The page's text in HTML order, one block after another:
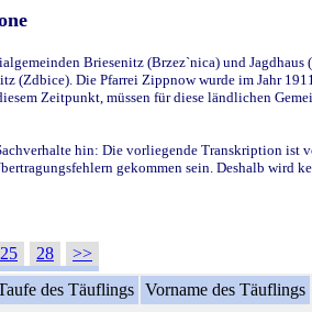
Briesenitz (Brzez`nica) und
(Zdbice). Die Pfarrei Zippnow wurde im Jahr
Zeitpunkt, müssen für diese ländlichen
hin: Die vorliegende Transkription
gekommen sein. Deshalb wird
25 28
>>
des Täuflings Vorname des Täuflings